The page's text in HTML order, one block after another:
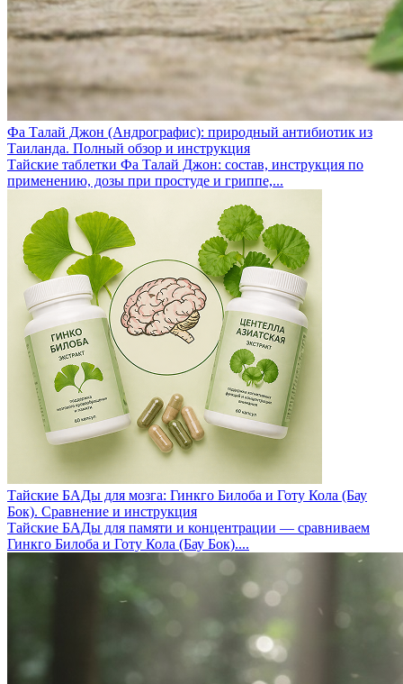
Фа Талай Джон (Андрографис): природный антибиотик из
Таиланда. Полный обзор и инструкция
Тайские таблетки Фа Талай Джон: состав, инструкция по
применению, дозы при простуде и гриппе,...
Тайские БАДы для мозга: Гинкго Билоба и Готу Кола (Бау
Бок). Сравнение и инструкция
Тайские БАДы для памяти и концентрации — сравниваем
Гинкго Билоба и Готу Кола (Бау Бок)....